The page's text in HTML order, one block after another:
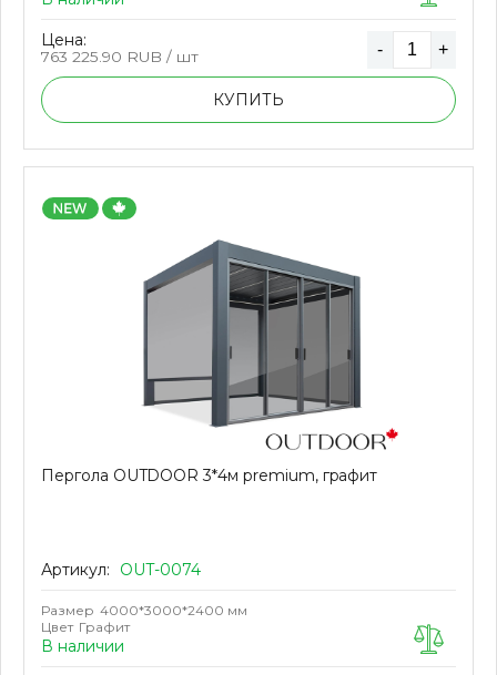
Цена:
763 225.90 RUB / шт - +
КУПИТЬ
Пергола OUTDOOR 3*4м premium, графит
Артикул: OUT-0074
Размер 4000*3000*2400 мм
Цвет Графит
В наличии